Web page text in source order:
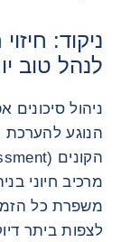
ניקוד:
לנהל טוב
ניהול סיכונים
הנוגע להערכת
משפרת כל
לצפות ביתר